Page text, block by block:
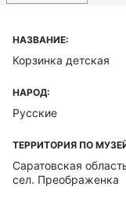
НАЗВАНИЕ:
Корзинка детская
НАРОД:
Русские
ТЕРРИТОРИЯ ПО
Саратовская
сел. Преображенка